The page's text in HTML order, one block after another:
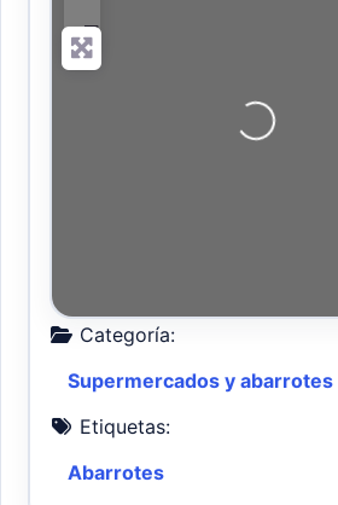
−
Cargando…
Categoría:
Supermercados y abarrotes
Etiquetas:
Abarrotes